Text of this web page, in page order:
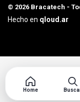
© 2026 Bracatech -
Hecho en qloud.ar
Home